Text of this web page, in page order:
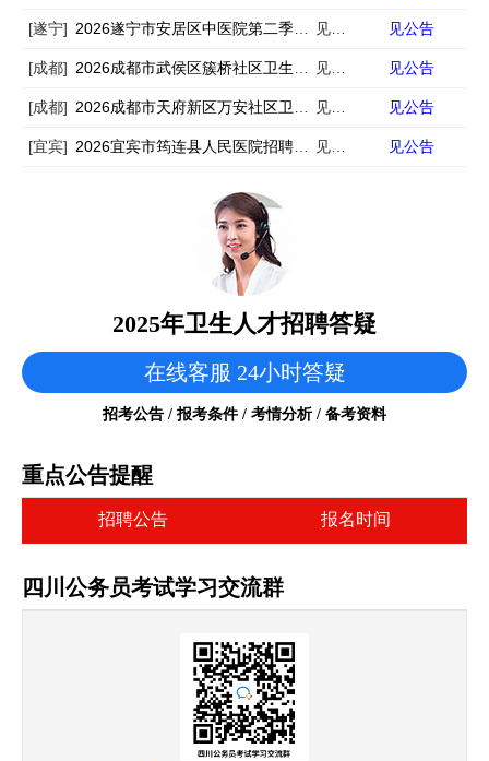
[遂宁] 2026遂宁市安居区中医院第二季度非在编专业技术人员招聘3人 见公告 见公告
[成都] 2026成都市武侯区簇桥社区卫生服务中心招聘西医康复医师1人 见公告 见公告
[成都] 2026成都市天府新区万安社区卫生服务中心第一批次招聘3人 见公告 见公告
[宜宾] 2026宜宾市筠连县人民医院招聘10人 见公告 见公告
2025年卫生人才招聘答疑
在线客服 24小时答疑
招考公告 / 报考条件 / 考情分析 / 备考资料
重点公告提醒
招聘公告 报名时间
四川公务员考试学习交流群